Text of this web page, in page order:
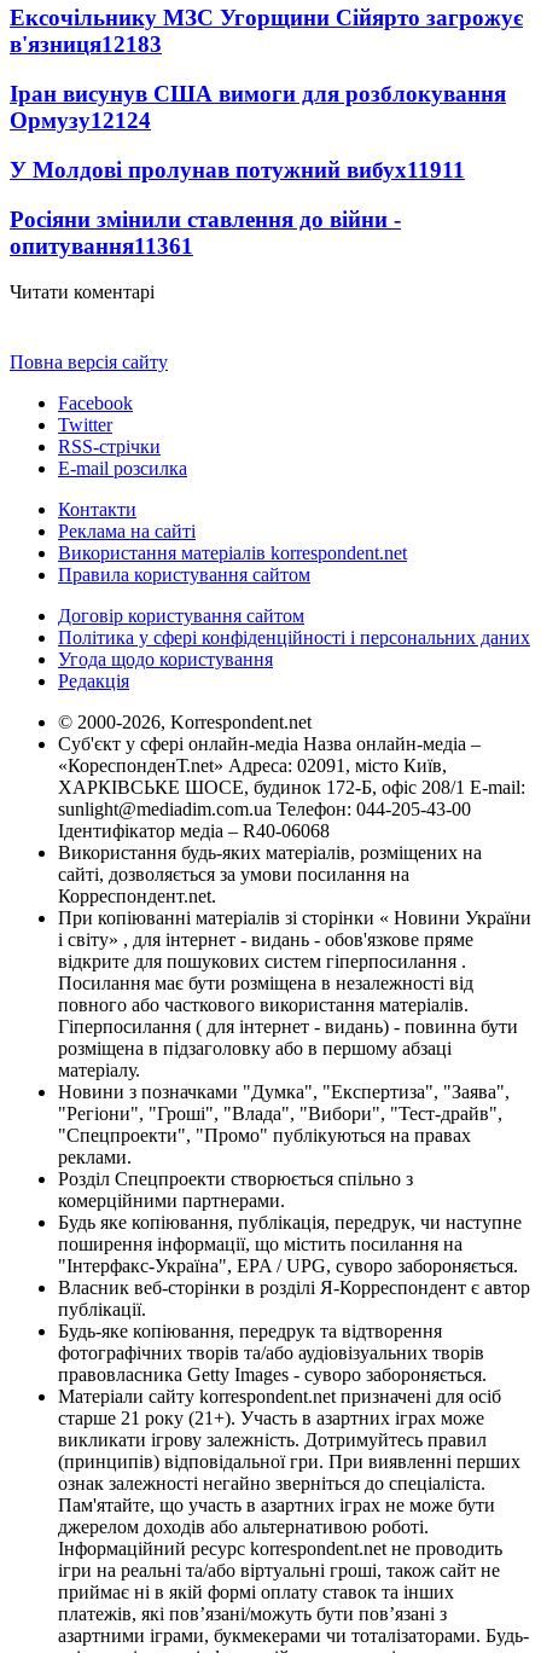
Ексочільнику МЗС Угорщини Сійярто загрожує
в'язниця12183
Іран висунув США вимоги для розблокування
Ормузу12124
У Молдові пролунав потужний вибух11911
Росіяни змінили ставлення до війни -
опитування11361
Читати коментарі
Повна версія сайту
Facebook
Twitter
RSS-стрічки
E-mail розсилка
Контакти
Реклама на сайті
Використання матеріалів korrespondent.net
Правила користування сайтом
Договір користування сайтом
Політика у сфері конфіденційності і персональних даних
Угода щодо користування
Редакція
© 2000-2026, Korrespondent.net
Суб'єкт у сфері онлайн-медіа Назва онлайн-медіа –
«КореспонденТ.net» Адреса: 02091, місто Київ,
ХАРКІВСЬКЕ ШОСЕ, будинок 172-Б, офіс 208/1 E-mail:
sunlight@mediadim.com.ua Телефон: 044-205-43-00
Ідентифікатор медіа – R40-06068
Використання будь-яких матеріалів, розміщених на
сайті, дозволяється за умови посилання на
Корреспондент.net.
При копіюванні матеріалів зі сторінки « Новини України
і світу» , для інтернет - видань - обов'язкове пряме
відкрите для пошукових систем гіперпосилання .
Посилання має бути розміщена в незалежності від
повного або часткового використання матеріалів.
Гіперпосилання ( для інтернет - видань) - повинна бути
розміщена в підзаголовку або в першому абзаці
матеріалу.
Новини з позначками "Думка", "Експертиза", "Заява",
"Регіони", "Гроші", "Влада", "Вибори", "Тест-драйв",
"Спецпроекти", "Промо" публікуються на правах
реклами.
Розділ Спецпроекти створюється спільно з
комерційними партнерами.
Будь яке копіювання, публікація, передрук, чи наступне
поширення інформації, що містить посилання на
"Інтерфакс-Україна", EPA / UPG, суворо забороняється.
Власник веб-сторінки в розділі Я-Корреспондент є автор
публікації.
Будь-яке копіювання, передрук та відтворення
фотографічних творів та/або аудіовізуальних творів
правовласника Getty Images - суворо забороняється.
Матеріали сайту korrespondent.net призначені для осіб
старше 21 року (21+). Участь в азартних іграх може
викликати ігрову залежність. Дотримуйтесь правил
(принципів) відповідальної гри. При виявленні перших
ознак залежності негайно зверніться до спеціаліста.
Пам'ятайте, що участь в азартних іграх не може бути
джерелом доходів або альтернативою роботі.
Інформаційний ресурс korrespondent.net не проводить
ігри на реальні та/або віртуальні гроші, також сайт не
приймає ні в якій формі оплату ставок та інших
платежів, які пов’язані/можуть бути пов’язані з
азартними іграми, букмекерами чи тоталізаторами. Будь-